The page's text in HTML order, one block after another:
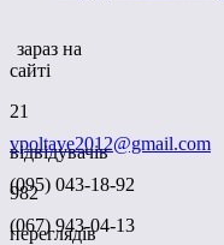
зараз на
сайті
21
відвідувачів
982
переглядів
vpoltave2012@gmail.com
(095) 043-18-92
(067) 943-04-13